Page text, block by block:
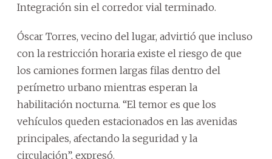
Integración sin el corredor vial terminado.
Óscar Torres, vecino del lugar, advirtió que incluso
con la restricción horaria existe el riesgo de que
los camiones formen largas filas dentro del
perímetro urbano mientras esperan la
habilitación nocturna. “El temor es que los
vehículos queden estacionados en las avenidas
principales, afectando la seguridad y la
circulación”, expresó.